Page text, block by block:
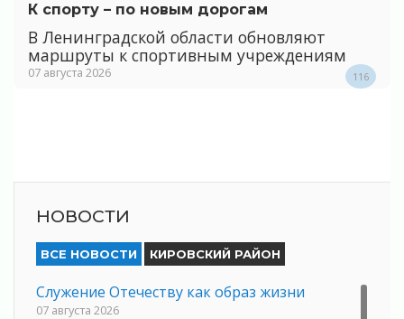
К спорту – по новым дорогам
В Ленинградской области обновляют
маршруты к спортивным учреждениям
07 августа 2026 116
НОВОСТИ
ВСЕ НОВОСТИ КИРОВСКИЙ РАЙОН
Служение Отечеству как образ жизни
07 августа 2026